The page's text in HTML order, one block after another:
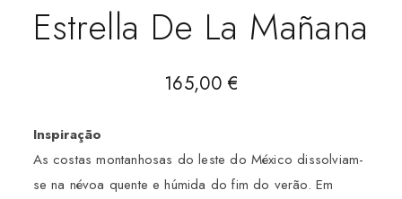
Estrella De La Mañana
165,00€
Inspiração
As costas montanhosas do leste do México dissolviam-
se na névoa quente e húmida do fim do verão. Em